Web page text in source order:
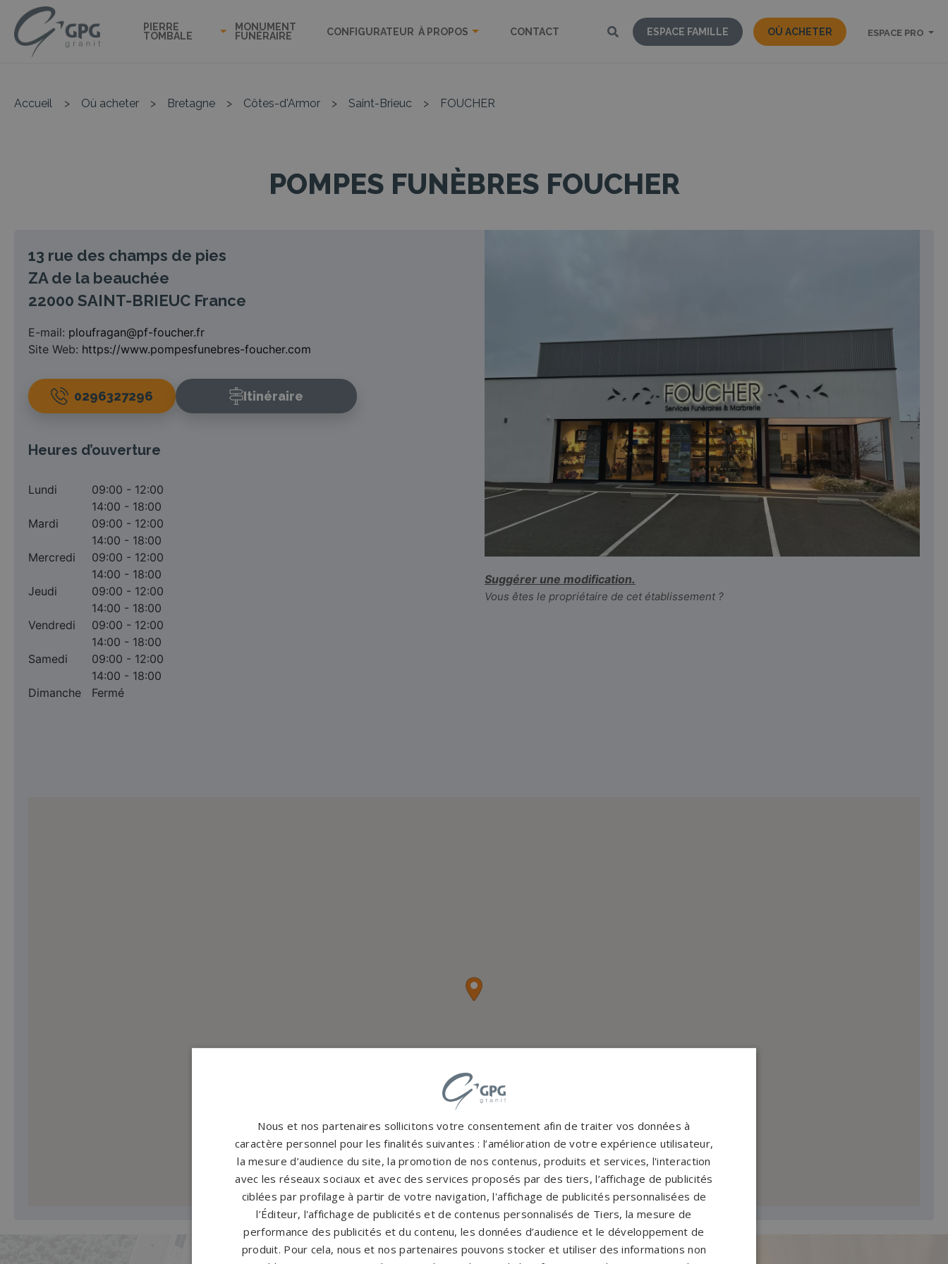
PIERRE
TOMBALE
MONUMENT
FUNÉRAIRE
CONFIGURATEUR À PROPOS CONTACT ESPACE FAMILLE OÙ ACHETER ESPACE PRO
Accueil > Où acheter > Bretagne > Côtes-d'Armor > Saint-Brieuc > FOUCHER
POMPES FUNÈBRES FOUCHER
13 rue des champs de pies
ZA de la beauchée
22000 SAINT-BRIEUC France
E-mail: ploufragan@pf-foucher.fr
Site Web: https://www.pompesfunebres-foucher.com
0296327296 Itinéraire
Heures d’ouverture
Lundi
09:00 - 12:00
14:00 - 18:00
Mardi
09:00 - 12:00
14:00 - 18:00
Mercredi
09:00 - 12:00
14:00 - 18:00
Jeudi
09:00 - 12:00
14:00 - 18:00
Vendredi
09:00 - 12:00
14:00 - 18:00
Samedi
09:00 - 12:00
14:00 - 18:00
Dimanche
Fermé
Suggérer une modification.
Vous êtes le propriétaire de cet établissement ?
Nous et nos partenaires sollicitons votre consentement afin de traiter vos données à
caractère personnel pour les finalités suivantes : l’amélioration de votre expérience utilisateur,
la mesure d’audience du site, la promotion de nos contenus, produits et services, l'interaction
avec les réseaux sociaux et avec des services proposés par des tiers, l’affichage de publicités
ciblées par profilage à partir de votre navigation, l'affichage de publicités personnalisées de
l’Éditeur, l'affichage de publicités et de contenus personnalisés de Tiers, la mesure de
performance des publicités et du contenu, les données d’audience et le développement de
produit. Pour cela, nous et nos partenaires pouvons stocker et utiliser des informations non